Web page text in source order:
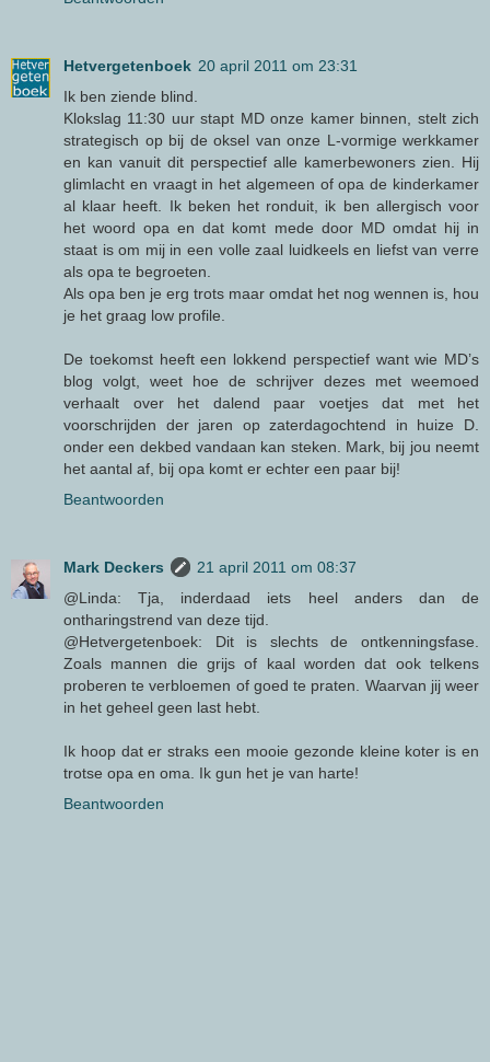
Hetvergetenboek 20 april 2011 om 23:31
Ik ben ziende blind.
Klokslag 11:30 uur stapt MD onze kamer binnen, stelt zich
strategisch op bij de oksel van onze L-vormige werkkamer
en kan vanuit dit perspectief alle kamerbewoners zien. Hij
glimlacht en vraagt in het algemeen of opa de kinderkamer
al klaar heeft. Ik beken het ronduit, ik ben allergisch voor
het woord opa en dat komt mede door MD omdat hij in
staat is om mij in een volle zaal luidkeels en liefst van verre
als opa te begroeten.
Als opa ben je erg trots maar omdat het nog wennen is, hou
je het graag low profile.
De toekomst heeft een lokkend perspectief want wie MD’s
blog volgt, weet hoe de schrijver dezes met weemoed
verhaalt over het dalend paar voetjes dat met het
voorschrijden der jaren op zaterdagochtend in huize D.
onder een dekbed vandaan kan steken. Mark, bij jou neemt
het aantal af, bij opa komt er echter een paar bij!
Beantwoorden
Mark Deckers
21 april 2011 om 08:37
@Linda: Tja, inderdaad iets heel anders dan de
ontharingstrend van deze tijd.
@Hetvergetenboek: Dit is slechts de ontkenningsfase.
Zoals mannen die grijs of kaal worden dat ook telkens
proberen te verbloemen of goed te praten. Waarvan jij weer
in het geheel geen last hebt.
Ik hoop dat er straks een mooie gezonde kleine koter is en
trotse opa en oma. Ik gun het je van harte!
Beantwoorden